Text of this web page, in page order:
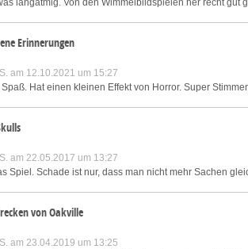
langatmig. Von den Wimmelbildspielen her recht
Erinnerungen
am 12.10.2021 um 15:27
Spaß. Hat einen kleinen Effekt von Horror. Super
am 22.05.2017 um 13:27
Spiel. Schade ist nur, dass man nicht mehr Sachen
von Oakville
am 23.04.2019 um 13:25